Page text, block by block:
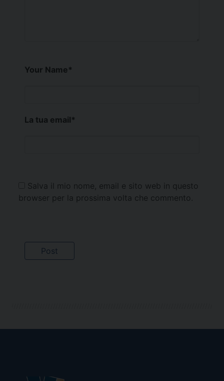
Your Name*
La tua email*
Salva il mio nome, email e sito web in questo
browser per la prossima volta che commento.